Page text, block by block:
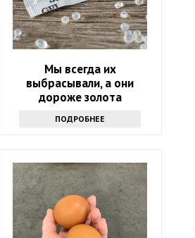
Мы всегда их
выбрасывали, а они
дороже золота
ПОДРОБНЕЕ